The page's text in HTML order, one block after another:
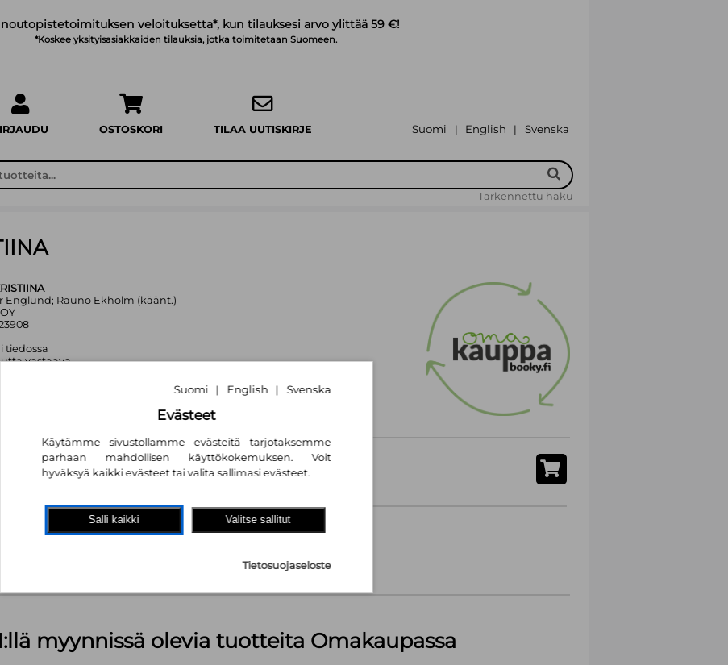
noutopistetoimituksen veloituksetta*, kun tilauksesi arvo ylittää 59 €!
*Koskee yksityisasiakkaiden tilauksia, jotka toimitetaan Suomeen.
OSTOSKORI TILAA UUTISKIRJE Suomi | English | Svenska
Tarkennettu haku
Englund; Rauno Ekholm (käänt.)
tiedossa
vastaava
(kts. alla): 1499 kpl
myynnissä olevia tuotteita Omakaupassa
Suomi | English | Svenska
Evästeet
Käytämme sivustollamme evästeitä tarjotaksemme
parhaan mahdollisen käyttökokemuksen. Voit
hyväksyä kaikki evästeet tai valita sallimasi evästeet.
Salli kaikki Valitse sallitut
Tietosuojaseloste